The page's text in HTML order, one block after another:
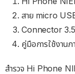
สาย micro
Connector
คู่มือการใช้งาน
สำรวจ Hi Phone